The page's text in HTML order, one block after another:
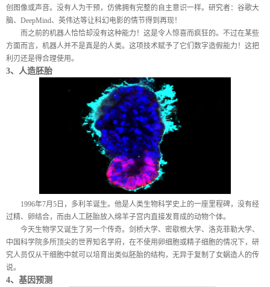
创图像或声音。没有人为干预，仿佛拥有完整的自主意识一样。研究者：谷歌大
脑、 DeepMind、英伟达等让科幻电影的情节得到再现！
而之前的机器人恰恰却没有这种能力！这是令人惊喜而疯狂的。不过在某些
方面而言，机器人并不是真是的人类。这项技术赋予了它们数字造假能力！这把
利刃还是得合理使用。
3、人造胚胎
1996年7月 5 日，多利羊诞生。他是人类生物科学史上的一座里程碑，没有经
过精、卵结合，而由人工胚胎放入绵羊子宫内直接发育成的动物个体。
今天生物学又诞生了另一个传奇。剑桥大学、密歇根大学、洛克菲勒大学、
中国科学院多所顶尖的世界知名学府，在不使用卵细胞或精子细胞的情况下，研
究人员仅从干细胞中就可以培育出类似胚胎的结构，无异于复制了女蜗造人的传
说。
4、基因预测